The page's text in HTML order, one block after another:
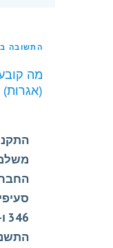
התשובה
מה
(אגרות)